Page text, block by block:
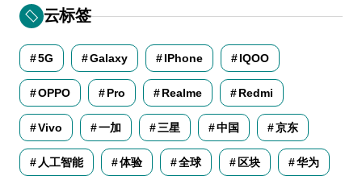
云标签
5G Galaxy IPhone IQOO
OPPO Pro Realme Redmi
Vivo 一加 三星 中国 京东
人工智能 体验 全球 区块 华为